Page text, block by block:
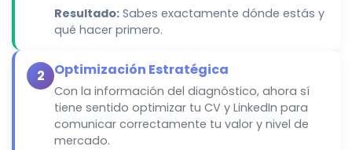
Resultado: Sabes exactamente dónde estás y
qué hacer primero.
2 Optimización Estratégica
Con la información del diagnóstico, ahora sí
tiene sentido optimizar tu CV y LinkedIn para
comunicar correctamente tu valor y nivel de
mercado.